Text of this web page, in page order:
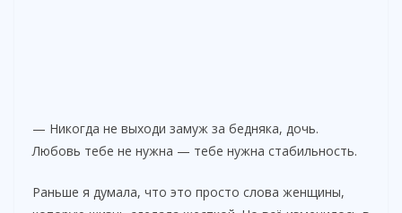
— Никогда не выходи замуж за бедняка, дочь.
Любовь тебе не нужна — тебе нужна стабильность.
Раньше я думала, что это просто слова женщины,